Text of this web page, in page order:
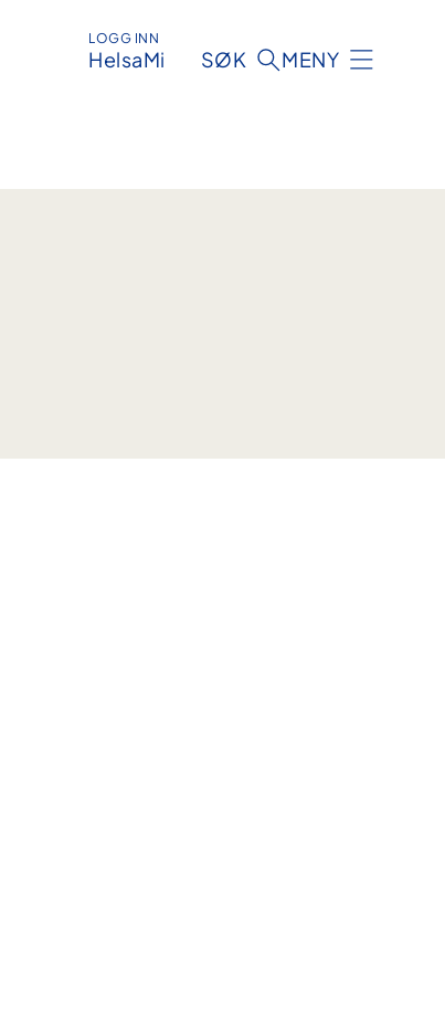
LOGG INN
HelsaMi SØK MENY